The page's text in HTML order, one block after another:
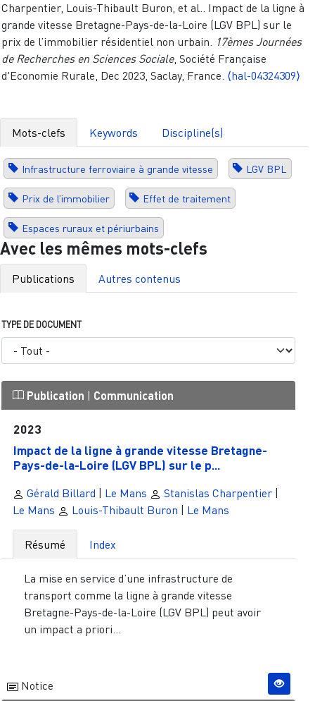
Charpentier, Louis-Thibault Buron, et al.. Impact de la ligne à
grande vitesse Bretagne-Pays-de-la-Loire (LGV BPL) sur le
prix de l’immobilier résidentiel non urbain. 17èmes Journées
de Recherches en Sciences Sociale, Société Française
d'Economie Rurale, Dec 2023, Saclay, France. ⟨hal-04324309⟩
Mots-clefs Keywords Discipline(s)
Infrastructure ferroviaire à grande vitesse LGV BPL
Prix de l’immobilier Effet de traitement
Espaces ruraux et périurbains
Avec les mêmes mots-clefs
Publications Autres contenus
TYPE DE DOCUMENT
Publication | Communication
2023
Impact de la ligne à grande vitesse Bretagne-
Pays-de-la-Loire (LGV BPL) sur le p...
Gérald Billard | Le Mans Stanislas Charpentier|
Le Mans
Louis-Thibault Buron | Le Mans
Résumé Index
La mise en service d’une infrastructure de
transport comme la ligne à grande vitesse
Bretagne-Pays-de-la-Loire (LGV BPL) peut avoir
un impact a priori...
Notice